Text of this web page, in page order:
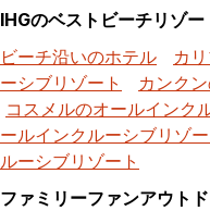
IHGのベストビーチリゾー
ビーチ沿いのホテル
カ
ーシブリゾート
カンク
コスメルのオールインク
ールインクルーシブリゾー
ルーシブリゾート
ファミリーファンアウト